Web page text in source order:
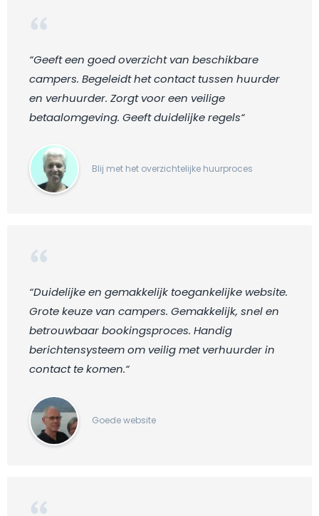
“Geeft een goed overzicht van beschikbare
campers. Begeleidt het contact tussen huurder
en verhuurder. Zorgt voor een veilige
betaalomgeving. Geeft duidelijke regels“
Blij met het overzichtelijke huurproces
“Duidelijke en gemakkelijk toegankelijke website.
Grote keuze van campers. Gemakkelijk, snel en
betrouwbaar bookingsproces. Handig
berichtensysteem om veilig met verhuurder in
contact te komen.“
Goede website